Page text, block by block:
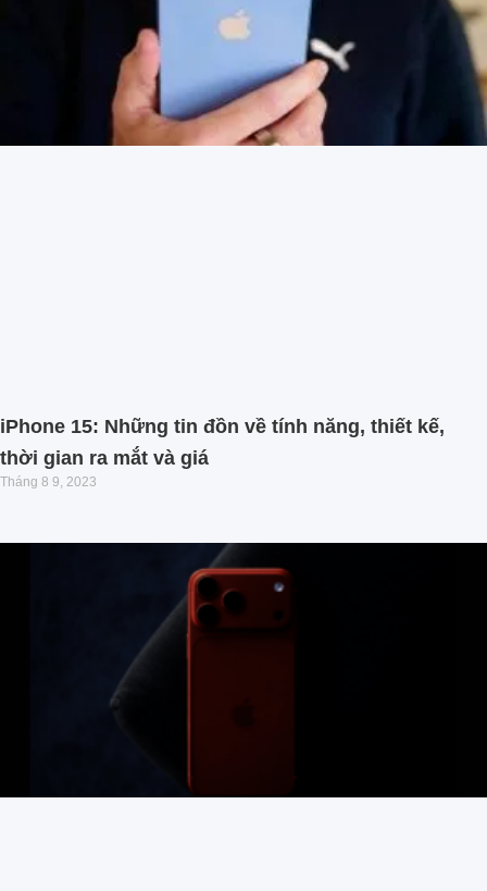
iPhone 15: Những tin đồn về tính năng, thiết kế,
thời gian ra mắt và giá
Tháng 8 9, 2023